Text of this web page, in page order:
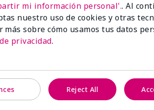
mi información personal'.. Al
nuestro uso de cookies y otras
más sobre cómo usamos tus datos
privacidad.
Reject All